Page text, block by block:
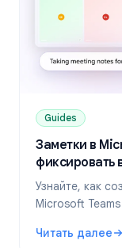
Guides
Заметки в
фиксировать
Узнайте, как
Microsoft
сторонние ИИ-
Читать далее
: Заметки в